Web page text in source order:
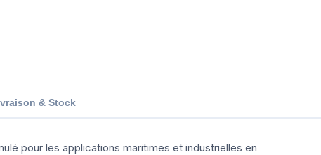
& Stock
pour les applications maritimes et industrielles en